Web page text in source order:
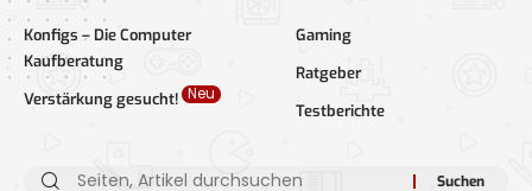
Konfigs – Die Computer
Kaufberatung
Verstärkung gesucht! Neu
Gaming
Ratgeber
Testberichte
Suche